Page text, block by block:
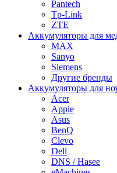
Pantech
Tp-Link
ZTE
Аккумуляторы для
MAX
Sanyo
Siemens
Другие бренды
Аккумуляторы для
Acer
Apple
Asus
BenQ
Clevo
Dell
DNS / Hasee